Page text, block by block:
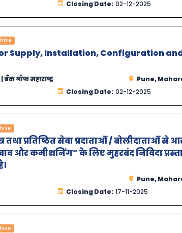
Closing Date: 02-12-2025
Supply, Installation, Configuration
ऑफ महाराष्ट्र
Pune,
Closing Date: 02-12-2025
तथा प्रतिष्ठित सेवा प्रदाताओं / बोलीदाताओं
और कमीशनिंग” के लिए मुहरबंद निविदा
Pune,
Closing Date: 17-11-2025